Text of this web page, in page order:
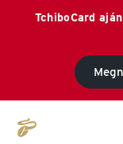
TchiboCard